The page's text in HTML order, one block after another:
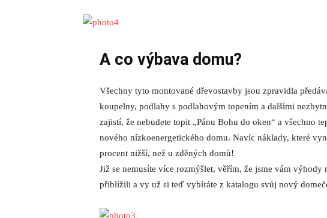
A co výbava domu?
Všechny tyto montované dřevostavbyjsou zpravidla
koupelny, podlahy s podlahovým topením a dalšími
zajistí, že nebudete topit „Pánu Bohu do oken“ a všechno
nového nízkoenergetického domu. Navíc náklady, které
procent nižší, než u zděných domů!
Již se nemusíte více rozmýšlet, věřím, že jsme vám
přiblížili a vy už si teď vybíráte z katalogu svůj nový